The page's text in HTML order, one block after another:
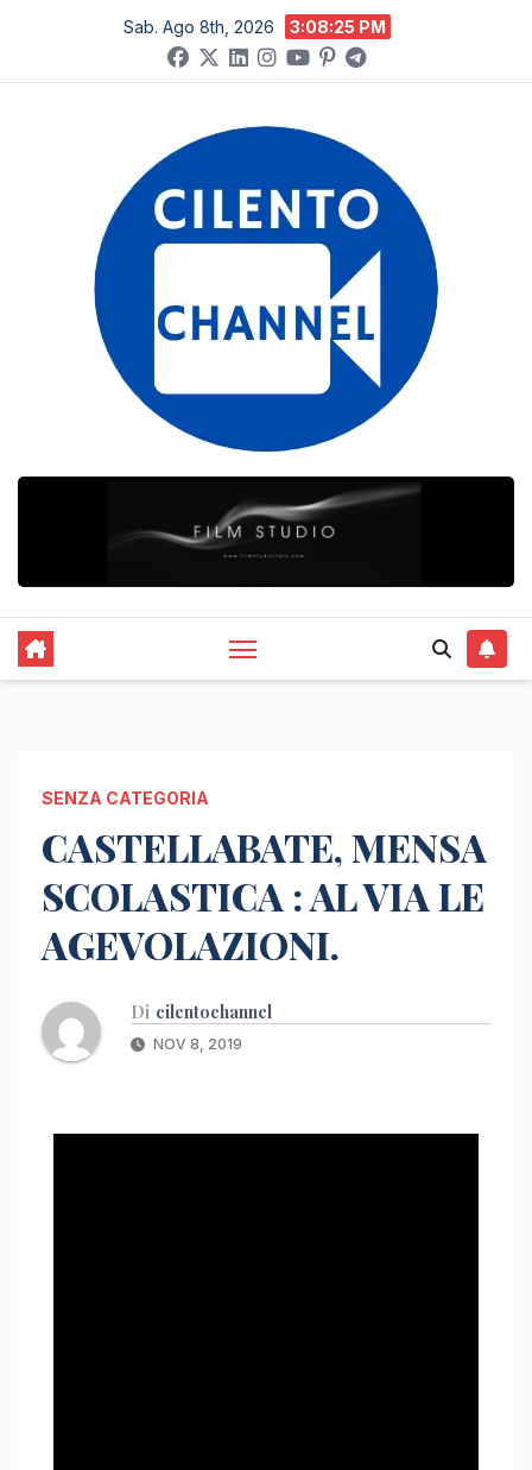
contenuto
Sab. Ago 8th, 2026 3:08:26 PM
SENZA CATEGORIA
CASTELLABATE, MENSA
SCOLASTICA : AL VIA LE
AGEVOLAZIONI.
Di cilentochannel
NOV 8, 2019